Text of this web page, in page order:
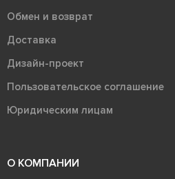
Обмен и возврат
Доставка
Дизайн-проект
Пользовательское соглашение
Юридическим лицам
О КОМПАНИИ